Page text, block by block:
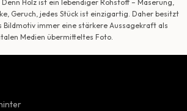
Holz ist ein lebendiger Rohstoff – Maserung,
Geruch, jedes Stück ist einzigartig. Daher besitzt
Bildmotiv immer eine stärkere Aussagekraft als
Medien übermitteltes Foto.